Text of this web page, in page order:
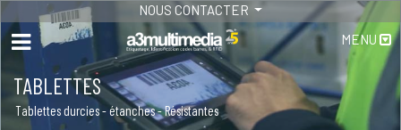
NOUS CONTACTER
MENU
TABLETTES
Tablettes durcies - étanches - Résistantes